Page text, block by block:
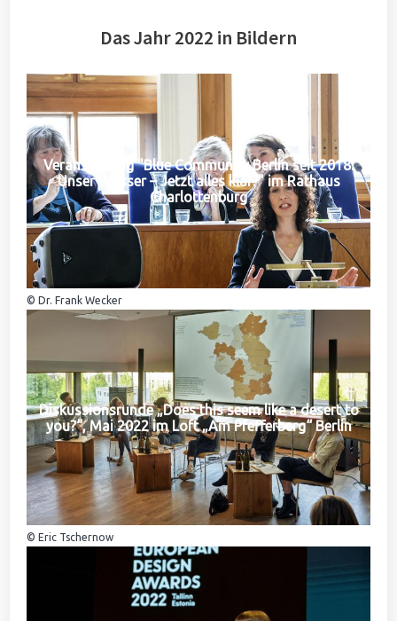
Das Jahr 2022 in Bildern
Veranstaltung "Blue Community Berlin seit 2018:
Unser Wasser – Jetzt alles klar?" im Rathaus
Charlottenburg
© Dr. Frank Wecker
Diskussionsrunde „Does this seem like a desert to
you?“, Mai 2022 im Loft „Am Pfefferberg“ Berlin
© Eric Tschernow